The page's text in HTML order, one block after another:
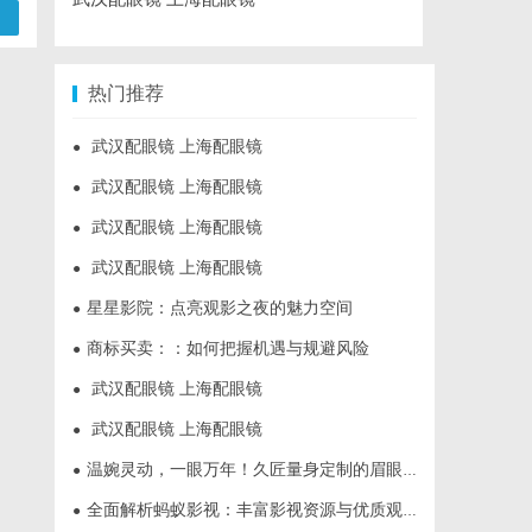
热门推荐
● 武汉配眼镜 上海配眼镜
● 武汉配眼镜 上海配眼镜
● 武汉配眼镜 上海配眼镜
● 武汉配眼镜 上海配眼镜
● 星星影院：点亮观影之夜的魅力空间
● 商标买卖：：如何把握机遇与规避风险
● 武汉配眼镜 上海配眼镜
● 武汉配眼镜 上海配眼镜
● 温婉灵动，一眼万年！久匠量身定制的眉眼唇，才是你整张脸的点睛之笔！淡颜系女生的气质加分项
● 全面解析蚂蚁影视：丰富影视资源与优质观影体验的新时代平台